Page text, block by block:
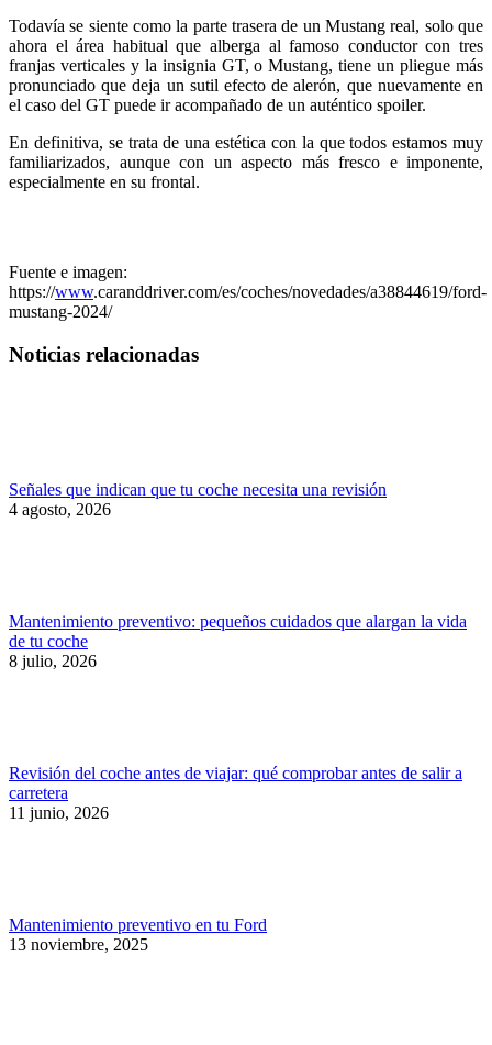
Todavía se siente como la parte trasera de un Mustang real, solo que
ahora el área habitual que alberga al famoso conductor con tres
franjas verticales y la insignia GT, o Mustang, tiene un pliegue más
pronunciado que deja un sutil efecto de alerón, que nuevamente en
el caso del GT puede ir acompañado de un auténtico spoiler.
En definitiva, se trata de una estética con la que todos estamos muy
familiarizados, aunque con un aspecto más fresco e imponente,
especialmente en su frontal.
Fuente e imagen:
https://www.caranddriver.com/es/coches/novedades/a38844619/ford-
mustang-2024/
Noticias relacionadas
Señales que indican que tu coche necesita una revisión
4 agosto, 2026
Mantenimiento preventivo: pequeños cuidados que alargan la vida
de tu coche
8 julio, 2026
Revisión del coche antes de viajar: qué comprobar antes de salir a
carretera
11 junio, 2026
Mantenimiento preventivo en tu Ford
13 noviembre, 2025